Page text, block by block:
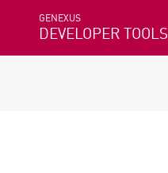
GENEXUS
DEVELOPER TOOLS